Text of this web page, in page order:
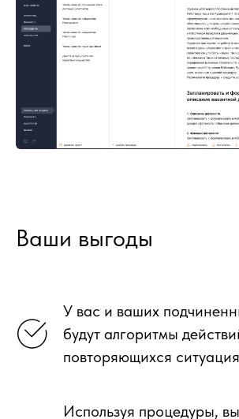
Ваши выгоды
У вас и ваших
будут алгоритмы
повторяющихся
Используя процедуры,